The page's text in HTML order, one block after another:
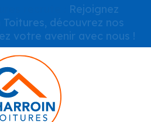
Rejoignez
Toitures, découvrez nos
votre avenir avec nous !